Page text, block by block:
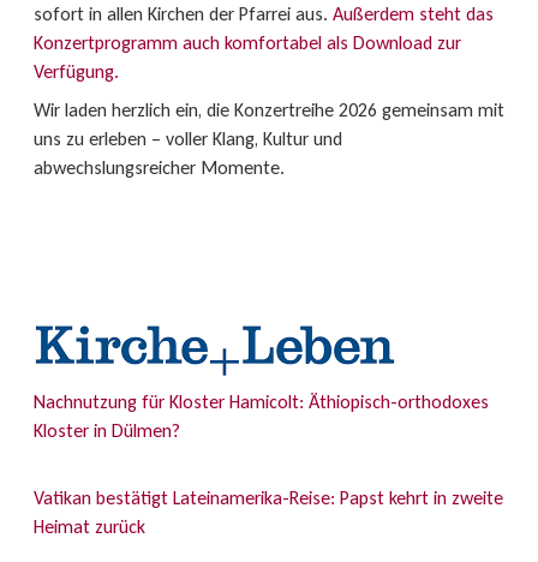
sofort in allen Kirchen der Pfarrei aus. Außerdem steht das
Konzertprogramm auch komfortabel als Download zur
Verfügung.
Wir laden herzlich ein, die Konzertreihe 2026 gemeinsam mit
uns zu erleben – voller Klang, Kultur und
abwechslungsreicher Momente.
Nachnutzung für Kloster Hamicolt: Äthiopisch-orthodoxes
Kloster in Dülmen?
Vatikan bestätigt Lateinamerika-Reise: Papst kehrt in zweite
Heimat zurück